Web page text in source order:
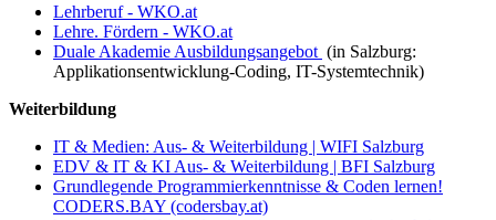
Lehrberuf - WKO.at
Lehre. Fördern - WKO.at
Duale Akademie Ausbildungsangebot (in Salzburg:
Applikationsentwicklung-Coding, IT-Systemtechnik)
Weiterbildung
IT & Medien: Aus- & Weiterbildung | WIFI Salzburg
EDV & IT & KI Aus- & Weiterbildung | BFI Salzburg
Grundlegende Programmierkenntnisse & Coden lernen!
CODERS.BAY (codersbay.at)